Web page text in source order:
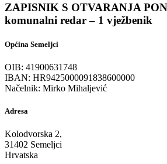
ZAPISNIK S OTVARANJA
komunalni redar – 1 vježbenik
Općina Semeljci
OIB: 41900631748
IBAN: HR9425000091838600000
Načelnik: Mirko Mihaljević
Adresa
Kolodvorska 2,
31402 Semeljci
Hrvatska